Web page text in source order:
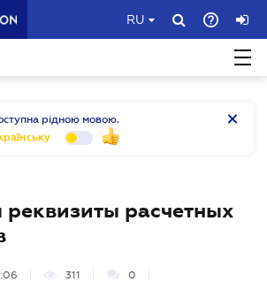
RU
рідною мовою.
расчетных
311 0